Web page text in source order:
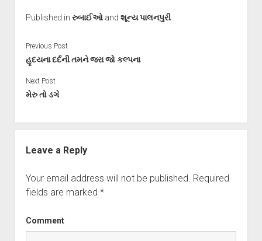
Published in રુબાઈઓand શૂન્ય પાલનપુરી
Previous Post
હૃદયના દર્દની તમને જરા જો કલ્પના
Next Post
મેરુ તો ડગે
Leave a Reply
Your email address will not be published. Required
fields are marked *
Comment